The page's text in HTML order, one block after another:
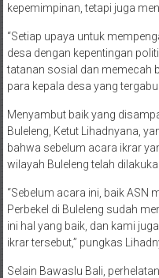
kepemimpinan, tetapi juga
“Setiap upaya untuk
desa dengan kepentingan
tatanan sosial dan memecah
para kepala desa yang
Menyambut baik yang
Buleleng, Ketut Lihadnyana,
bahwa sebelum acara ikrar
wilayah Buleleng telah
“Sebelum acara ini, baik ASN
Perbekel di Buleleng sudah
ini hal yang baik, dan kami
ikrar tersebut,” pungkas
Selain Bawaslu Bali,